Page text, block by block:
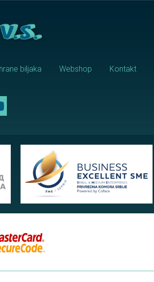
biljaka Webshop Kontakt